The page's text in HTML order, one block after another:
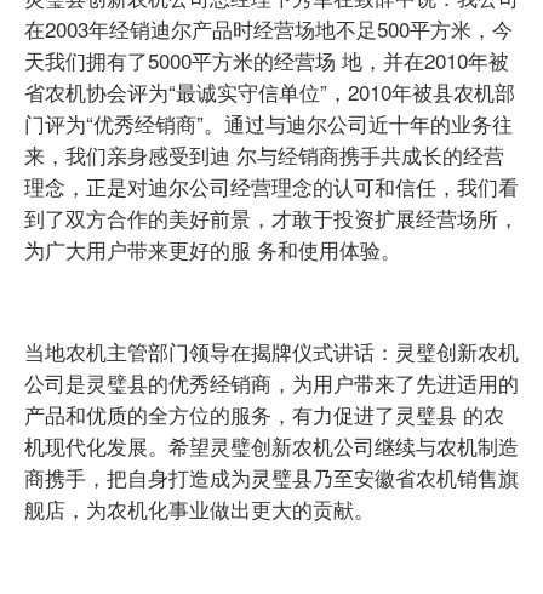
在2003年经销迪尔产品时经营场地不足500平方米，今
天我们拥有了5000平方米的经营场 地，并在2010年被
省农机协会评为“最诚实守信单位”，2010年被县农机部
门评为“优秀经销商”。通过与迪尔公司近十年的业务往
来，我们亲身感受到迪 尔与经销商携手共成长的经营
理念，正是对迪尔公司经营理念的认可和信任，我们看
到了双方合作的美好前景，才敢于投资扩展经营场所，
为广大用户带来更好的服 务和使用体验。
当地农机主管部门领导在揭牌仪式讲话：灵璧创新农机
公司是灵璧县的优秀经销商，为用户带来了先进适用的
产品和优质的全方位的服务，有力促进了灵璧县 的农
机现代化发展。希望灵璧创新农机公司继续与农机制造
商携手，把自身打造成为灵璧县乃至安徽省农机销售旗
舰店，为农机化事业做出更大的贡献。